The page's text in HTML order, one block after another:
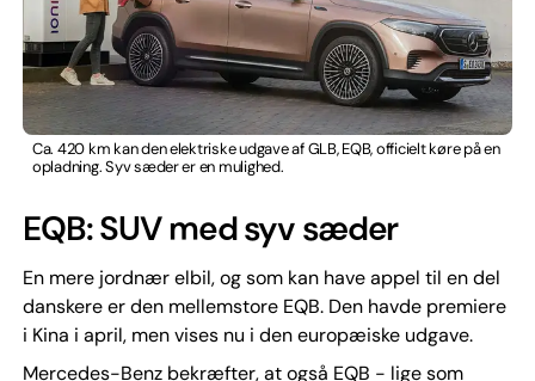
Ca. 420 km kan den elektriske udgave af GLB, EQB, officielt køre på en
opladning. Syv sæder er en mulighed.
EQB: SUV med syv sæder
En mere jordnær elbil, og som kan have appel til en del
danskere er den mellemstore EQB. Den havde premiere
i Kina i april, men vises nu i den europæiske udgave.
Mercedes-Benz bekræfter, at også EQB - lige som